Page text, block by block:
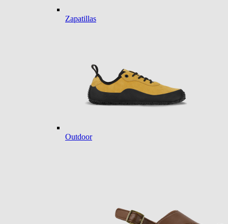
Zapatillas
Outdoor